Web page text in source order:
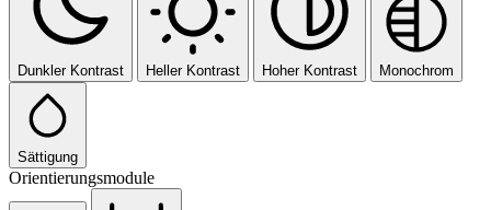
Dunkler Kontrast Heller Kontrast Hoher Kontrast Monochrom
Sättigung
Orientierungsmodule